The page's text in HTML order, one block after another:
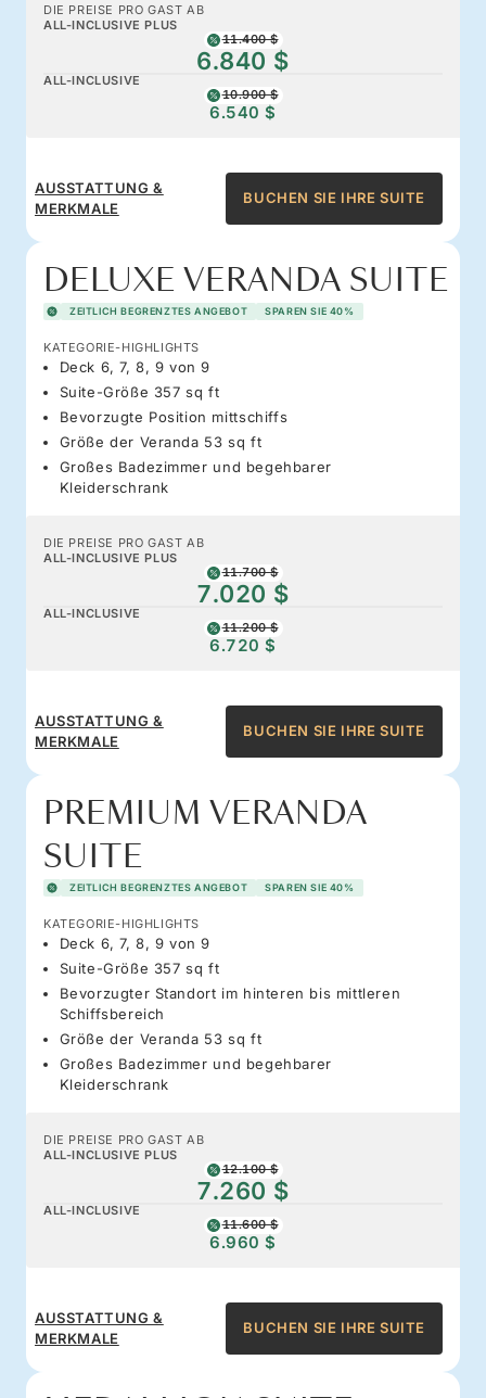
DIE PREISE PRO GAST AB
ALL-INCLUSIVE PLUS
11.400 $
6.840 $
ALL-INCLUSIVE
10.900 $
6.540 $
AUSSTATTUNG &
MERKMALE
BUCHEN SIE IHRE SUITE
DELUXE VERANDA SUITE
ZEITLICH BEGRENZTES ANGEBOT SPAREN SIE 40%
KATEGORIE-HIGHLIGHTS
Deck 6, 7, 8, 9 von 9
Suite-Größe 357 sq ft
Bevorzugte Position mittschiffs
Größe der Veranda 53 sq ft
Großes Badezimmer und begehbarer
Kleiderschrank
DIE PREISE PRO GAST AB
ALL-INCLUSIVE PLUS
11.700 $
7.020 $
ALL-INCLUSIVE
11.200 $
6.720 $
AUSSTATTUNG &
MERKMALE
BUCHEN SIE IHRE SUITE
PREMIUM VERANDA
SUITE
ZEITLICH BEGRENZTES ANGEBOT SPAREN SIE 40%
KATEGORIE-HIGHLIGHTS
Deck 6, 7, 8, 9 von 9
Suite-Größe 357 sq ft
Bevorzugter Standort im hinteren bis mittleren
Schiffsbereich
Größe der Veranda 53 sq ft
Großes Badezimmer und begehbarer
Kleiderschrank
DIE PREISE PRO GAST AB
ALL-INCLUSIVE PLUS
12.100 $
7.260 $
ALL-INCLUSIVE
11.600 $
6.960 $
AUSSTATTUNG &
MERKMALE
BUCHEN SIE IHRE SUITE